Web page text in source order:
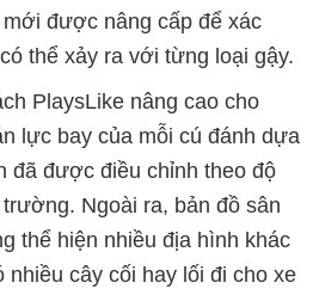
được nâng cấp để xác
thể xảy ra với từng loại gậy.
PlaysLike nâng cao cho
lực bay của mỗi cú đánh dựa
đã được điều chỉnh theo độ
Ngoài ra, bản đồ sân
thể hiện nhiều địa hình khác
cây cối hay lối đi cho xe